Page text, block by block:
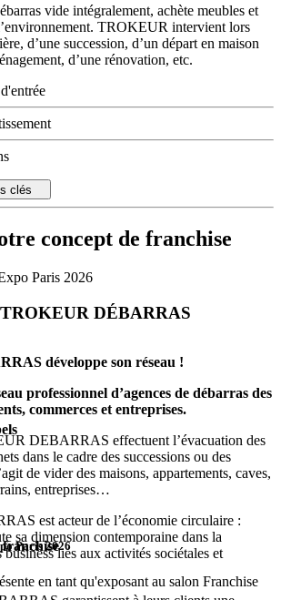
vide intégralement, achète meubles et
TROKEUR intervient lors
d’une succession, d’un départ en maison
d’une rénovation, etc.
clés
concept de franchise
Paris 2026
TROKEUR DÉBARRAS
développe son réseau !
professionnel d’agences de débarras des
commerces et entreprises.
DEBARRAS effectuent l’évacuation des
dans le cadre des successions ou des
de vider des maisons, appartements, caves,
entreprises…
est acteur de l’économie circulaire :
sa dimension contemporaine dans la
business liés aux activités sociétales et
Paris 2026
en tant qu'exposant au salon Franchise